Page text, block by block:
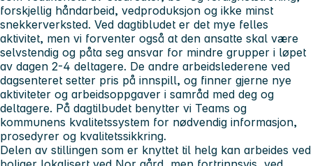
forskjellig håndarbeid, vedproduksjon og ikke minst
snekkerverksted. Ved dagtibludet er det mye felles
aktivitet, men vi forventer også at den ansatte skal være
selvstendig og påta seg ansvar for mindre grupper i løpet
av dagen 2-4 deltagere. De andre arbeidslederene ved
dagsenteret setter pris på innspill, og finner gjerne nye
aktiviteter og arbeidsoppgaver i samråd med deg og
deltagere. På dagtilbudet benytter vi Teams og
kommunens kvalitetssystem for nødvendig informasjon,
prosedyrer og kvalitetssikkring.
Delen av stillingen som er knyttet til helg kan arbeides ved